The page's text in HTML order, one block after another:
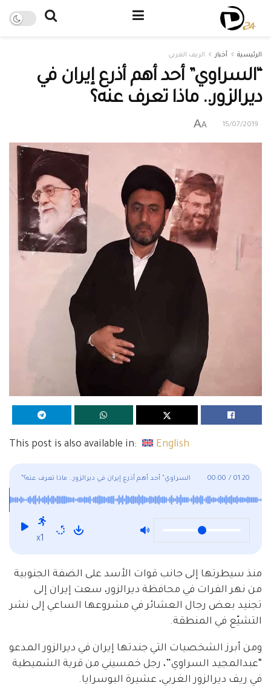
الرئيسية أخبار الريف الغربي
“السراوي” أحد أهم أذرع إيران في
ديرالزور.. ماذا تعرف عنه؟
15/07/2019
A
A
This post is also available in: English
"السراوي" أحد أهم أذرع إيران في ديرالزور.. ماذا تعرف عنه؟ 00:00 / 01:20
x1
منذ سيطرتها إلى جانب قوات الأسد على الضفة الجنوبية
من نهر الفرات في محافظة ديرالزور، سعت إيران إلى
تجنيد بعض رجال العشائر في مشروعها الساعي إلى نشر
التشيّع في المنطقة.
ومن أبرز الشخصيات التي جندتها إيران في ديرالزور المدعو
“عبدالمجيد السراوي”، رجل خمسيني من قرية الشميطية
في ريف ديرالزور الغربي، عشيرة البوسرايا.